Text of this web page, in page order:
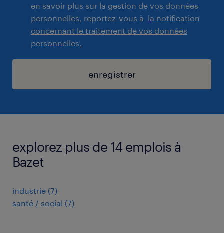
en savoir plus sur la gestion de vos données
personnelles, reportez-vous à la notification
concernant le traitement de vos données
personnelles.
enregistrer
explorez plus de 14 emplois à
Bazet
industrie (7)
santé / social (7)